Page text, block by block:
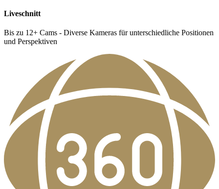
Liveschnitt
Bis zu 12+ Cams - Diverse Kameras für unterschiedliche Positionen
und Perspektiven